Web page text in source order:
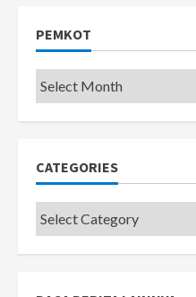
PEMKOT
Pemkot
CATEGORIES
Categories